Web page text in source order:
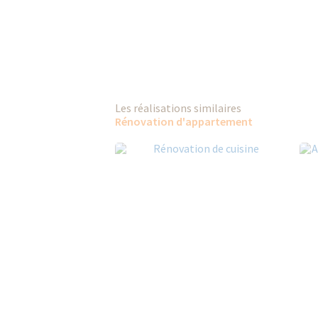
Les réalisations similaires
Rénovation d'appartement